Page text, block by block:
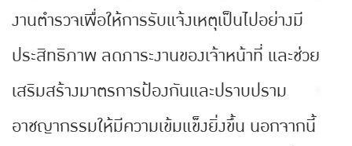
งานตำรวจเพื่อให้การรับแจ้งเหตุเป็นไปอย่างมี
ประสิทธิภาพ ลดภาระงานของเจ้าหน้าที่ และช่วย
เสริมสร้างมาตรการป้องกันและปราบปราม
อาชญากรรมให้มีความเข้มแข็งยิ่งขึ้น นอกจากนี้